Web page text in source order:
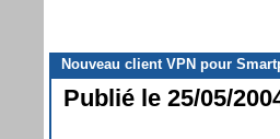
Nouveau client VPN pour
Publié le 25/05/